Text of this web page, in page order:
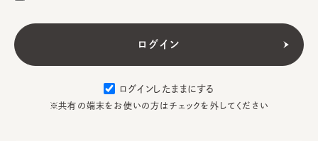
ログインしたままにする
※共有の端末をお使いの方はチェックを外してください